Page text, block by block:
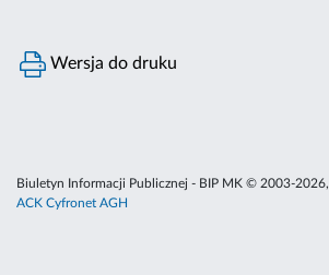
Wersja do druku
Biuletyn Informacji Publicznej - BIP MK © 2003-2026,
ACK Cyfronet AGH